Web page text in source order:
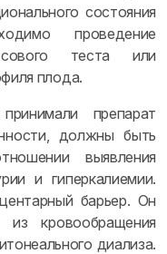
состояния
проведение
теста или
плода.
препарат
должны быть
выявления
и гиперкалиемии.
барьер. Он
кровообращения
диализа.